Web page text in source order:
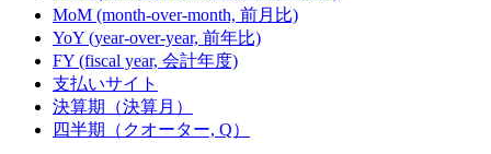
MoM (month-over-month, 前月比)
YoY (year-over-year, 前年比)
FY (fiscal year, 会計年度)
支払いサイト
決算期（決算月）
四半期（クオーター, Q）